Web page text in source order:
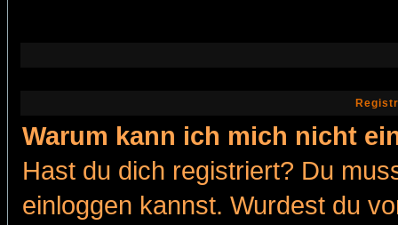
Warum kann ich mich nicht
Hast du dich registriert? Du
einloggen kannst. Wurdest du